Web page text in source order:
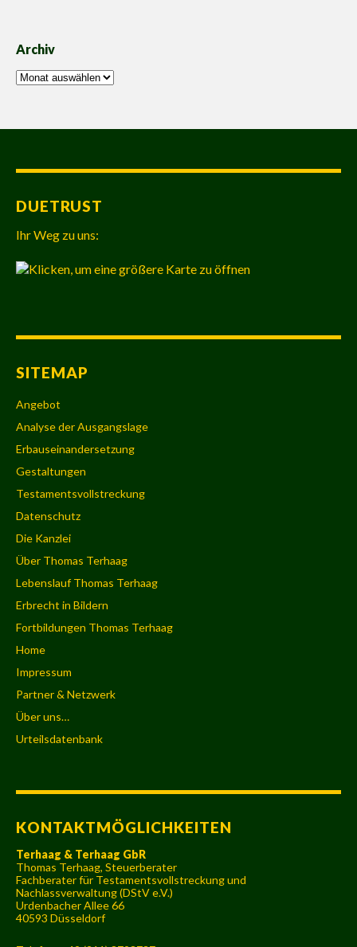
Archiv
Archiv
DUETRUST
Ihr Weg zu uns:
SITEMAP
Angebot
Analyse der Ausgangslage
Erbauseinandersetzung
Gestaltungen
Testamentsvollstreckung
Datenschutz
Die Kanzlei
Über Thomas Terhaag
Lebenslauf Thomas Terhaag
Erbrecht in Bildern
Fortbildungen Thomas Terhaag
Home
Impressum
Partner & Netzwerk
Über uns…
Urteilsdatenbank
KONTAKTMÖGLICHKEITEN
Terhaag & Terhaag GbR
Thomas Terhaag, Steuerberater
Fachberater für Testamentsvollstreckung und
Nachlassverwaltung (DStV e.V.)
Urdenbacher Allee 66
40593 Düsseldorf